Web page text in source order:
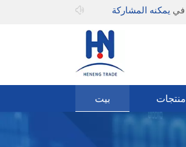
مرحبا بك فييمكنه المشاركة
بيت منتجات